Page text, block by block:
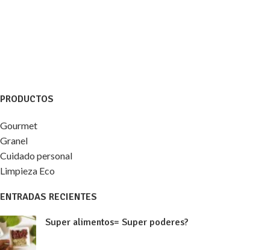
PRODUCTOS
Gourmet
Granel
Cuidado personal
Limpieza Eco
ENTRADAS RECIENTES
Super alimentos= Super poderes?